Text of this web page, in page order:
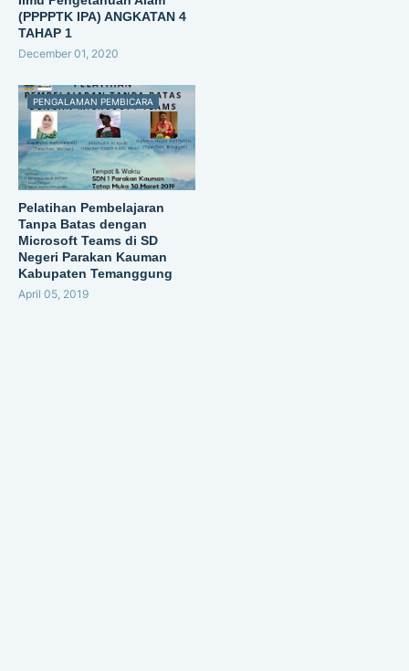
(PPPPTK IPA) ANGKATAN 4
TAHAP 1
December 01, 2020
PENGALAMAN PEMBICARA
Pelatihan Pembelajaran
Tanpa Batas dengan
Microsoft Teams di SD
Negeri Parakan Kauman
Kabupaten Temanggung
April 05, 2019